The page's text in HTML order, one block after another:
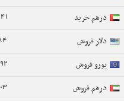
درهم خرید
دلار فروش
یورو فروش
درهم فروش